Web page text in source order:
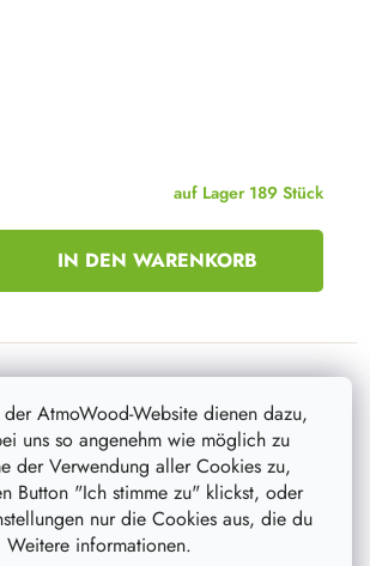
AtmoWood-Website dienen dazu,
uns so angenehm wie möglich zu
der Verwendung aller Cookies zu,
Button "Ich stimme zu" klickst, oder
nur die Cookies aus, die du
Weitere informationen.
auf Lager 189 Stück
IN DEN WARENKORB
–20 %